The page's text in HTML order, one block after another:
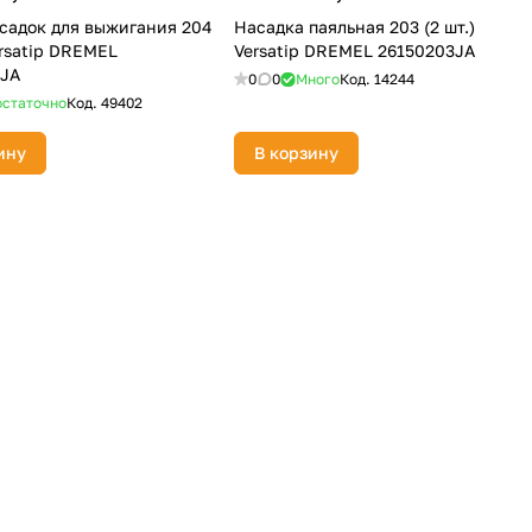
для выжигания 204
DREMEL
Код. 49402
Насадка паяльная 203 (2 шт.)
Versatip DREMEL 26150203JA
0 0 МногоКод. 14244
В корзину